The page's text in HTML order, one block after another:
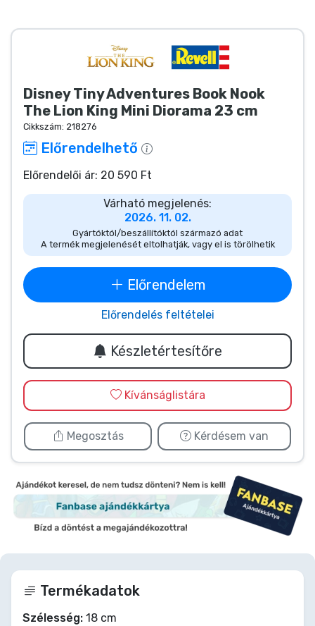
Disney Tiny Adventures Book Nook
The Lion King Mini Diorama 23 cm
Cikkszám: 218276
Előrendelhető
Előrendelői ár: 20 590 Ft
Várható megjelenés:
2026. 11. 02.
Gyártóktól/beszállítóktól származó adat
A termék megjelenését eltolhatják, vagy el is törölhetik
Előrendelem
Előrendelés feltételei
Készletértesítőre
Kívánságlistára
Megosztás Kérdésem van
Termékadatok
Szélesség: 18 cm
Animés cuccok
Gamer cuccok
Sportos cuccok
Zenés cuccok
Terméktípusok
Márkák